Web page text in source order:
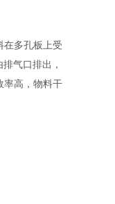
在多孔板上受
气口排出，
率高，物料干